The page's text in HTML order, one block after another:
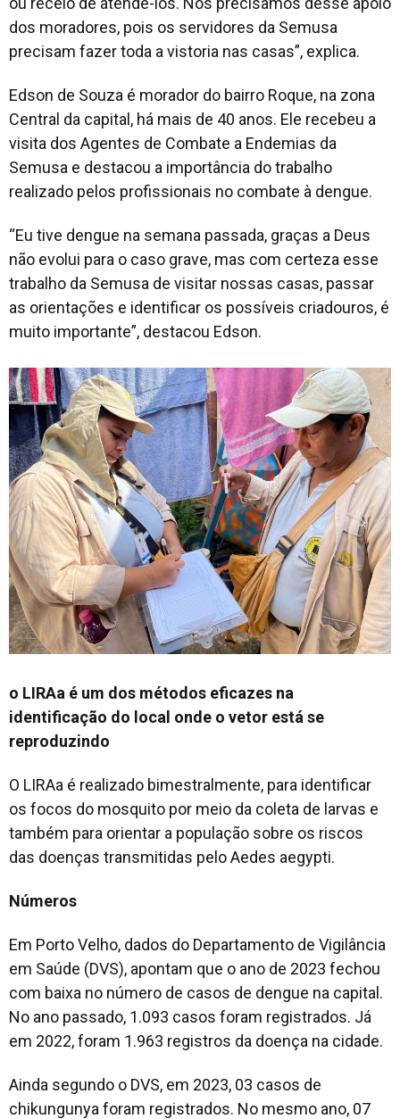
dos moradores, pois os servidores da Semusa
precisam fazer toda a vistoria nas casas”, explica.
Edson de Souza é morador do bairro Roque, na zona
Central da capital, há mais de 40 anos. Ele recebeu a
visita dos Agentes de Combate a Endemias da
Semusa e destacou a importância do trabalho
realizado pelos profissionais no combate à dengue.
“Eu tive dengue na semana passada, graças a Deus
não evolui para o caso grave, mas com certeza esse
trabalho da Semusa de visitar nossas casas, passar
as orientações e identificar os possíveis criadouros, é
muito importante”, destacou Edson.
o LIRAa é um dos métodos eficazes na
identificação do local onde o vetor está se
reproduzindo
O LIRAa é realizado bimestralmente, para identificar
os focos do mosquito por meio da coleta de larvas e
também para orientar a população sobre os riscos
das doenças transmitidas pelo Aedes aegypti.
Números
Em Porto Velho, dados do Departamento de Vigilância
em Saúde (DVS), apontam que o ano de 2023 fechou
com baixa no número de casos de dengue na capital.
No ano passado, 1.093 casos foram registrados. Já
em 2022, foram 1.963 registros da doença na cidade.
Ainda segundo o DVS, em 2023, 03 casos de
chikungunya foram registrados. No mesmo ano, 07